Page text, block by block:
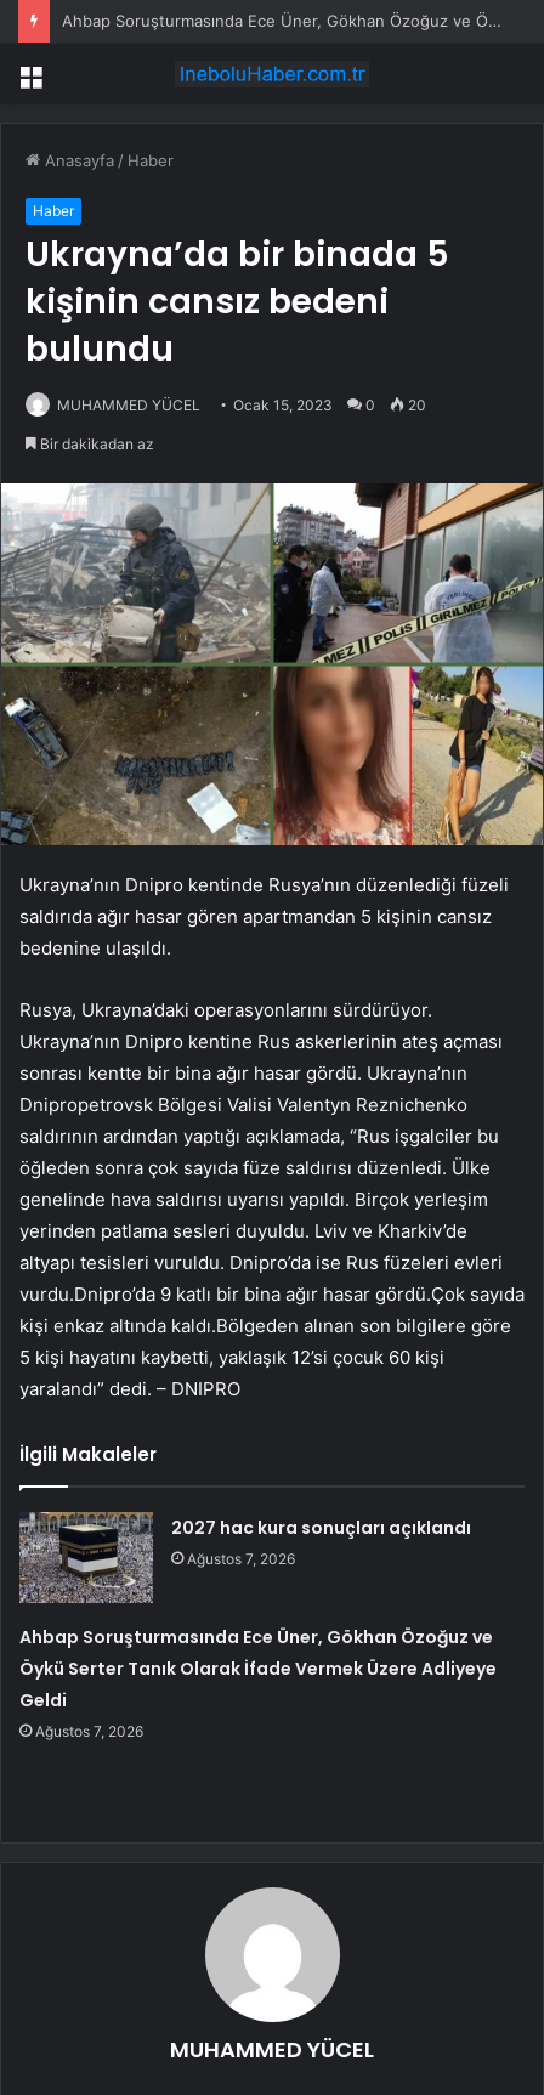
Ahbap Soruşturmasında Ece Üner, Gökhan Özoğuz ve Öykü Serter Tanık Olarak İfade Vermek Üzere Adliyeye Geldi
Menü
Anasayfa / Haber
Haber
Ukrayna’da bir binada 5
kişinin cansız bedeni
bulundu
MUHAMMED YÜCEL Ocak 15, 2023 0 20
Bir dakikadan az
Ukrayna’nın Dnipro kentinde Rusya’nın düzenlediği füzeli
saldırıda ağır hasar gören apartmandan 5 kişinin cansız
bedenine ulaşıldı.
Rusya, Ukrayna’daki operasyonlarını sürdürüyor.
Ukrayna’nın Dnipro kentine Rus askerlerinin ateş açması
sonrası kentte bir bina ağır hasar gördü. Ukrayna’nın
Dnipropetrovsk Bölgesi Valisi Valentyn Reznichenko
saldırının ardından yaptığı açıklamada, “Rus işgalciler bu
öğleden sonra çok sayıda füze saldırısı düzenledi. Ülke
genelinde hava saldırısı uyarısı yapıldı. Birçok yerleşim
yerinden patlama sesleri duyuldu. Lviv ve Kharkiv’de
altyapı tesisleri vuruldu. Dnipro’da ise Rus füzeleri evleri
vurdu.Dnipro’da 9 katlı bir bina ağır hasar gördü.Çok sayıda
kişi enkaz altında kaldı.Bölgeden alınan son bilgilere göre
5 kişi hayatını kaybetti, yaklaşık 12’si çocuk 60 kişi
yaralandı” dedi. – DNIPRO
İlgili Makaleler
2027 hac kura sonuçları açıklandı
Ağustos 7, 2026
Ahbap Soruşturmasında Ece Üner, Gökhan Özoğuz ve
Öykü Serter Tanık Olarak İfade Vermek Üzere Adliyeye
Geldi
Ağustos 7, 2026
MUHAMMED YÜCEL